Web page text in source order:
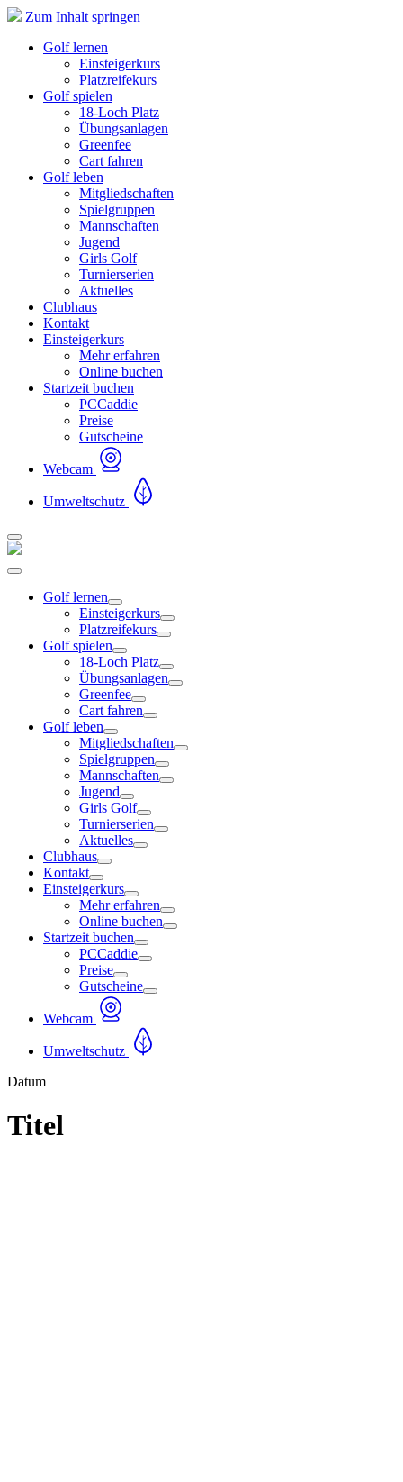
Zum Inhalt springen
Golf lernen
Einsteigerkurs
Platzreifekurs
Golf spielen
18-Loch Platz
Übungsanlagen
Greenfee
Cart fahren
Golf leben
Mitgliedschaften
Spielgruppen
Mannschaften
Jugend
Girls Golf
Turnierserien
Aktuelles
Clubhaus
Kontakt
Einsteigerkurs
Mehr erfahren
Online buchen
Startzeit buchen
PCCaddie
Preise
Gutscheine
Webcam
Umweltschutz
Golf lernen
Einsteigerkurs
Platzreifekurs
Golf spielen
18-Loch Platz
Übungsanlagen
Greenfee
Cart fahren
Golf leben
Mitgliedschaften
Spielgruppen
Mannschaften
Jugend
Girls Golf
Turnierserien
Aktuelles
Clubhaus
Kontakt
Einsteigerkurs
Mehr erfahren
Online buchen
Startzeit buchen
PCCaddie
Preise
Gutscheine
Webcam
Umweltschutz
Datum
Titel